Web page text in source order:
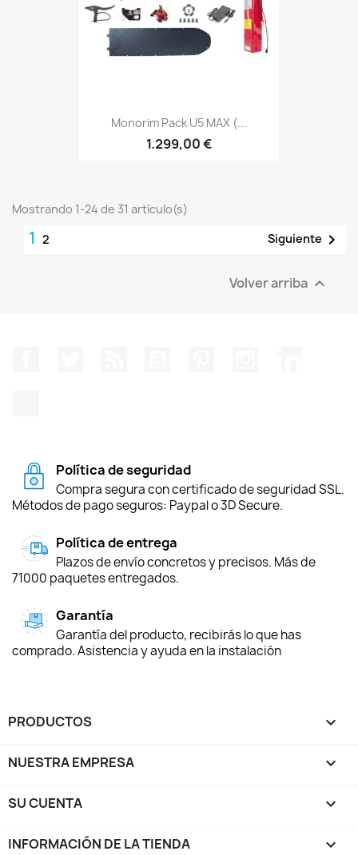
Monorim Pack U5 MAX (...
1.299,00 €
Mostrando 1-24 de 31 artículo(s)
1 2 Siguiente 
Volver arriba 
Política de seguridad
Compra segura con certificado de seguridad SSL.
Métodos de pago seguros: Paypal o 3D Secure.
Política de entrega
Plazos de envío concretos y precisos. Más de
71000 paquetes entregados.
Garantía
Garantía del producto, recibirás lo que has
comprado. Asistencia y ayuda en la instalación
PRODUCTOS 
NUESTRA EMPRESA 
SU CUENTA 
INFORMACIÓN DE LA TIENDA keyboard_arrow_down